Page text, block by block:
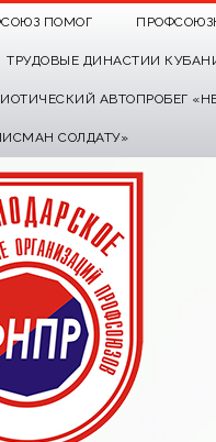
ПОМОГ
ТРУДОВЫЕ ДИНАСТИИ
АВТОПРОБЕГ
СОЛДАТУ»